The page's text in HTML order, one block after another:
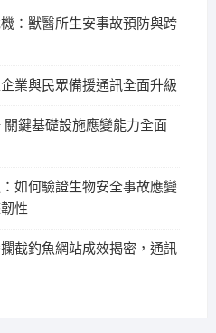
：獸醫所生安事故預防與跨
業與民眾備援通訊全面升級
鍵基礎設施應變能力全面
如何驗證生物安全事故應變
性
截釣魚網站成效揭密，通訊